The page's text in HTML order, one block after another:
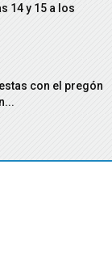
14 y 15 a los
con el pregón